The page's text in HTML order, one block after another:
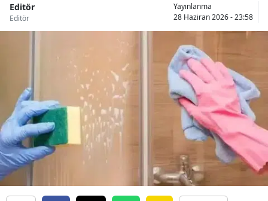
Editör
Editör
Yayınlanma
28 Haziran 2026 - 23:58